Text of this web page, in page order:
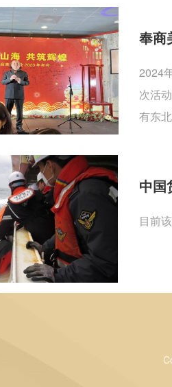
奉商
2024
次活
有东
中国
目前